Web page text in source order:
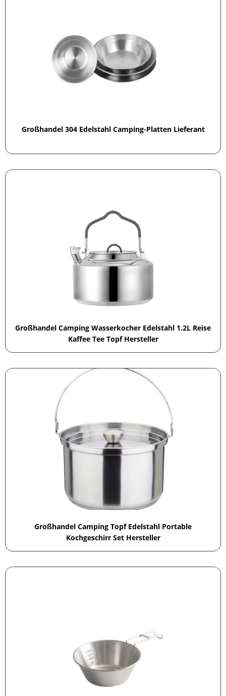
Großhandel 304 Edelstahl Camping-Platten Lieferant
Großhandel Camping Wasserkocher Edelstahl 1.2L Reise
Kaffee Tee Topf Hersteller
Großhandel Camping Topf Edelstahl Portable
Kochgeschirr Set Hersteller